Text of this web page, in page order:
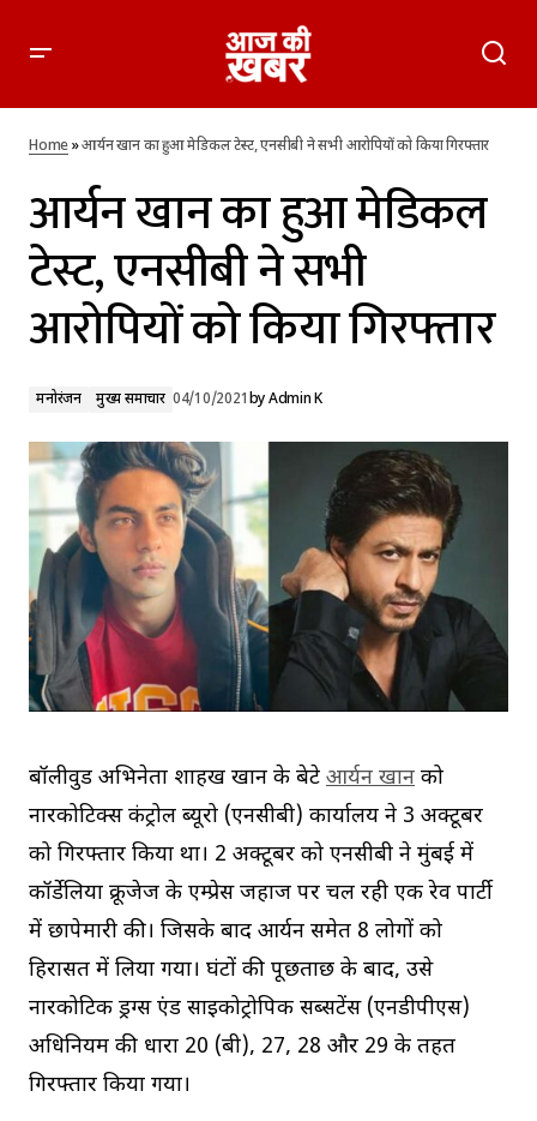
गिरफ्तार
Home»आर्यन खान का हुआ मेडिकल टेस्ट, एनसीबी ने सभी आरोपियों को किया गिरफ्तार
आर्यन खान का हुआ मेडिकल
टेस्ट, एनसीबी ने सभी
आरोपियों को किया गिरफ्तार
मनोरंजन मुख्य समाचार 04/10/2021byAdmin K
बॉलीवुड अभिनेता शाहरुख खान के बेटे आर्यन खान को
नारकोटिक्स कंट्रोल ब्यूरो (एनसीबी) कार्यालय ने 3 अक्टूबर
को गिरफ्तार किया था। 2 अक्टूबर को एनसीबी ने मुंबई में
कॉर्डेलिया क्रूजेज के एम्प्रेस जहाज पर चल रही एक रेव पार्टी
में छापेमारी की। जिसके बाद आर्यन समेत 8 लोगों को
हिरासत में लिया गया। घंटों की पूछताछ के बाद, उसे
नारकोटिक ड्रग्स एंड साइकोट्रोपिक सब्सटेंस (एनडीपीएस)
अधिनियम की धारा 20 (बी), 27, 28 और 29 के तहत
गिरफ्तार किया गया।